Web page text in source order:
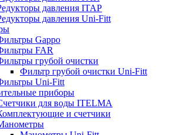
давления ITAP
давления Uni-Fitt
Gappo
FAR
грубой очистки
Фильтр грубой очистки Uni-Fitt
Uni-Fitt
приборы
для воды ITELMA
и счетчики